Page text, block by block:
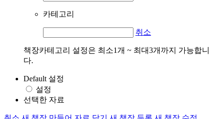
카테고리
취소
책장카테고리 설정은 최소1개 ~ 최대3개까지 가능합니
다.
Default 설정
설정
선택한 자료